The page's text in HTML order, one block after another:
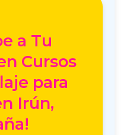
a Tu
Cursos
para
Irún,